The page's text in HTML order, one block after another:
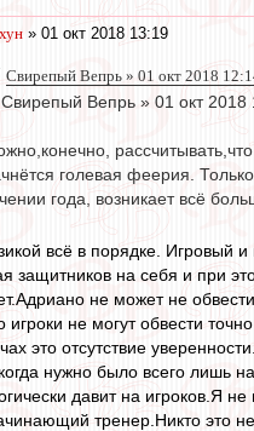
» 01 окт 2018 13:19
Свирепый Вепрь » 01 окт 2018
Вепрь » 01 окт 2018
голевая феерия.
года, возникает всё
всё в порядке. Игровый
защитников на себя и при
не может не
игроки не могут обвести
это отсутствие
нужно было всего лишь
давит на игроков.Я
тренер.Никто это